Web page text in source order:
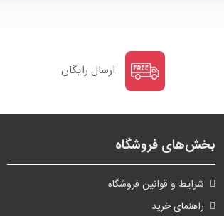
ارسال رایگان
بخش‌های فروشگاه
شرايط و قوانین فروشگاه
راهنمای خرید